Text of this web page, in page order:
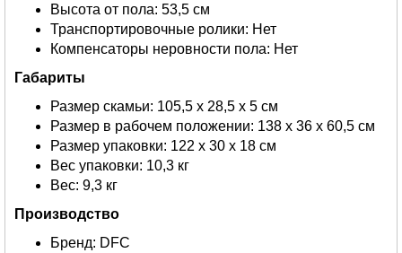
Высота от пола: 53,5 см
Транспортировочные ролики: Нет
Компенсаторы неровности пола: Нет
Габариты
Размер скамьи: 105,5 х 28,5 х 5 см
Размер в рабочем положении: 138 х 36 х 60,5 см
Размер упаковки: 122 х 30 х 18 см
Вес упаковки: 10,3 кг
Вес: 9,3 кг
Производство
Бренд: DFC